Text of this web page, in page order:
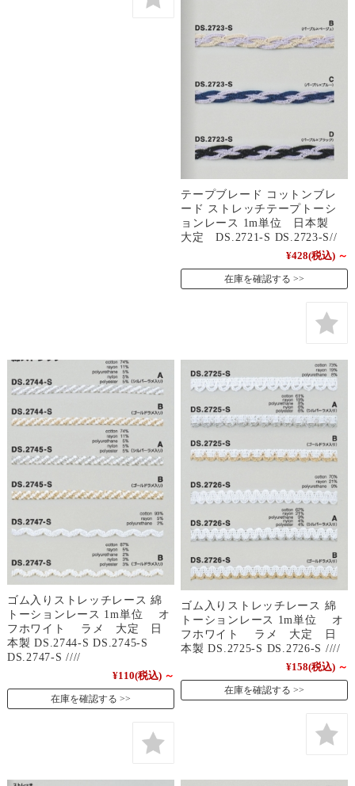
テープブレード コットンブレ
ード ストレッチテープトーシ
ョンレース 1m単位 日本製
大定 DS.2721-S DS.2723-S//
¥428(税込) ～
在庫を確認する
ゴム入りストレッチレース 綿
トーションレース 1m単位 オ
フホワイト ラメ 大定 日
本製 DS.2744-S DS.2745-S
DS.2747-S ////
¥110(税込) ～
在庫を確認する
ゴム入りストレッチレース 綿
トーションレース 1m単位 オ
フホワイト ラメ 大定 日
本製 DS.2725-S DS.2726-S ////
¥158(税込) ～
在庫を確認する